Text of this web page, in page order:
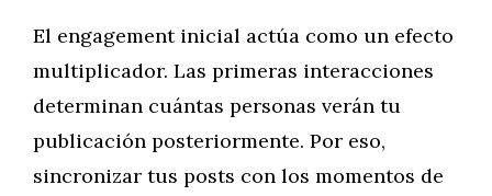
El engagement inicial actúa como un efecto
multiplicador. Las primeras interacciones
determinan cuántas personas verán tu
publicación posteriormente. Por eso,
sincronizar tus posts con los momentos de